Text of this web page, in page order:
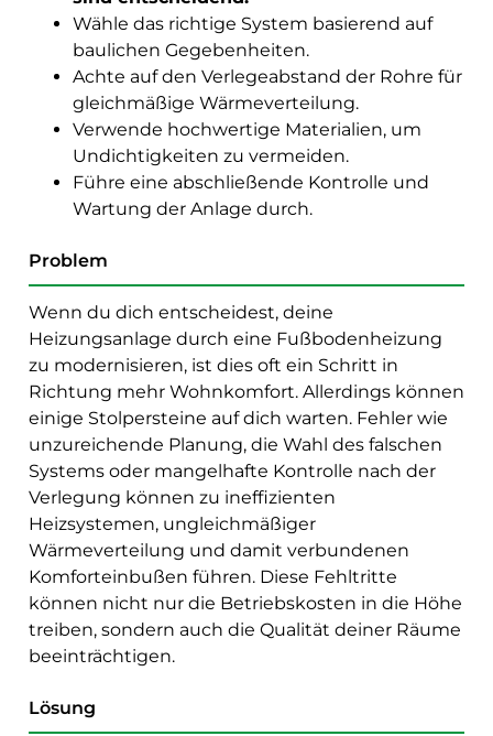
Wähle das richtige System basierend auf
baulichen Gegebenheiten.
Achte auf den Verlegeabstand der Rohre für
gleichmäßige Wärmeverteilung.
Verwende hochwertige Materialien, um
Undichtigkeiten zu vermeiden.
Führe eine abschließende Kontrolle und
Wartung der Anlage durch.
Problem
Wenn du dich entscheidest, deine
Heizungsanlage durch eine Fußbodenheizung
zu modernisieren, ist dies oft ein Schritt in
Richtung mehr Wohnkomfort. Allerdings können
einige Stolpersteine auf dich warten. Fehler wie
unzureichende Planung, die Wahl des falschen
Systems oder mangelhafte Kontrolle nach der
Verlegung können zu ineffizienten
Heizsystemen, ungleichmäßiger
Wärmeverteilung und damit verbundenen
Komforteinbußen führen. Diese Fehltritte
können nicht nur die Betriebskosten in die Höhe
treiben, sondern auch die Qualität deiner Räume
beeinträchtigen.
Lösung